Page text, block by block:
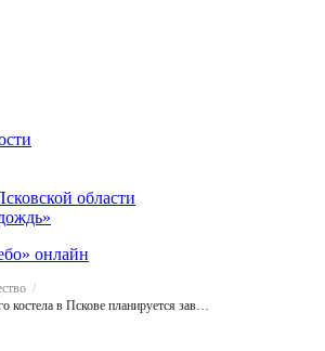
области
онлайн
Строительство католического костела в Пскове планируется завершить в течение года